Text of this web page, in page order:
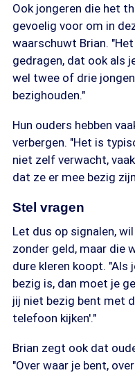
Ook jongeren die het
gevoelig voor om in
waarschuwt Brian.
gedragen, dat ook als
wel twee of drie
bezighouden."
Hun ouders hebben
verbergen. "Het is
niet zelf verwacht,
dat ze er mee bezig
Stel vragen
Let dus op signalen,
zonder geld, maar die
dure kleren koopt. "Als
bezig is, dan moet je
jij niet bezig bent met
telefoon kijken'."
Brian zegt ook dat
"Over waar je bent,